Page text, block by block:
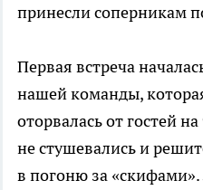
принесли соперникам
Первая встреча
нашей команды,
оторвалась от гостей
не стушевались и
в погоню за